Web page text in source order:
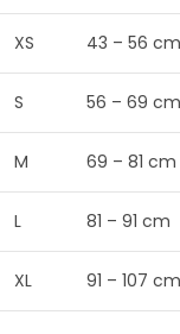
XS 43 – 56 cm
S 56 – 69 cm
M 69 – 81 cm
L 81 – 91 cm
XL 91 – 107 cm